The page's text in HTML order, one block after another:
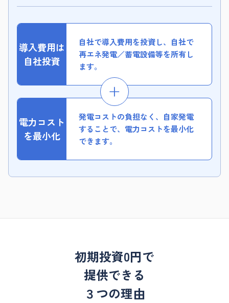
導入費用は
自社投資
自社で導入費用を投資し、自社で
再エネ発電／蓄電設備等を所有し
ます。
電力コスト
を最小化
発電コストの負担なく、自家発電
することで、電力コストを最小化
できます。
初期投資0円で
提供できる
３つの理由